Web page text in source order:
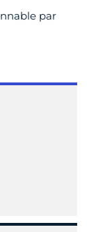
par